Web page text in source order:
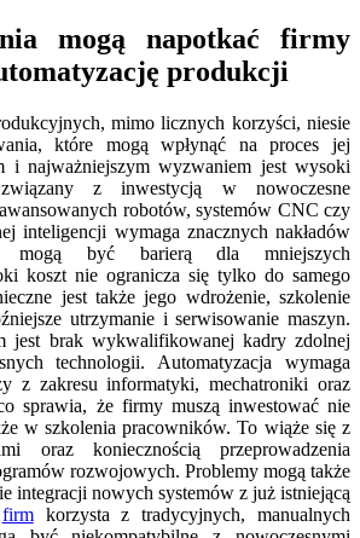
mogą napotkać firmy
produkcji
mimo licznych korzyści, niesie
które mogą wpłynąć na proces jej
i najważniejszym wyzwaniem jest wysoki
z inwestycją w nowoczesne
robotów, systemów CNC czy
inteligencji wymaga znacznych nakładów
mogą być barierą dla mniejszych
koszt nie ogranicza się tylko do samego
jest także jego wdrożenie, szkolenie
utrzymanie i serwisowanie maszyn.
jest brak wykwalifikowanej kadry zdolnej
technologii. Automatyzacja wymaga
z zakresu informatyki, mechatroniki oraz
sprawia, że firmy muszą inwestować nie
w szkolenia pracowników. To wiąże się z
oraz koniecznością przeprowadzenia
rozwojowych. Problemy mogą także
integracji nowych systemów z już istniejącą
firmkorzysta z tradycyjnych, manualnych